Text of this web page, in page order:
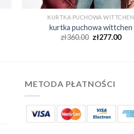
KURTKA PUCHOWA WITTCHEN
kurtka puchowa wittchen
zł360.00 zł277.00
METODA PŁATNOŚCI